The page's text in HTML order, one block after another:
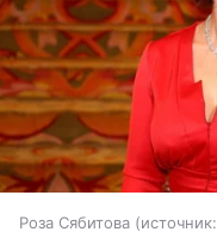
Роза Сябитова источник: